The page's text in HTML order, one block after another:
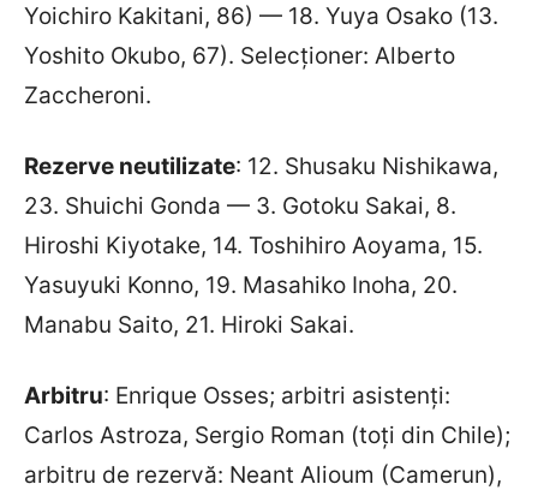
Yoichiro Kakitani, 86) — 18. Yuya Osako (13.
Yoshito Okubo, 67). Selecționer: Alberto
Zaccheroni.
Rezerve neutilizate: 12. Shusaku Nishikawa,
23. Shuichi Gonda — 3. Gotoku Sakai, 8.
Hiroshi Kiyotake, 14. Toshihiro Aoyama, 15.
Yasuyuki Konno, 19. Masahiko Inoha, 20.
Manabu Saito, 21. Hiroki Sakai.
Arbitru: Enrique Osses; arbitri asistenți:
Carlos Astroza, Sergio Roman (toți din Chile);
arbitru de rezervă: Neant Alioum (Camerun),